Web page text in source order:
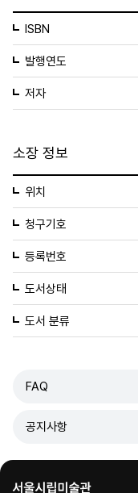
ISBN
발행연도
저자
소장 정보
위치
청구기호
등록번호
도서상태
도서 분류
FAQ
공지사항